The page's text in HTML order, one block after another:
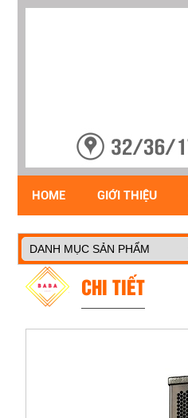
HOME GIỚI THIỆU
CHI TIẾT